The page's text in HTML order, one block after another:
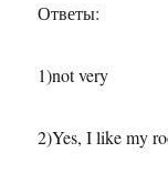
Ответы:
1)not very
2)Yes, I like my